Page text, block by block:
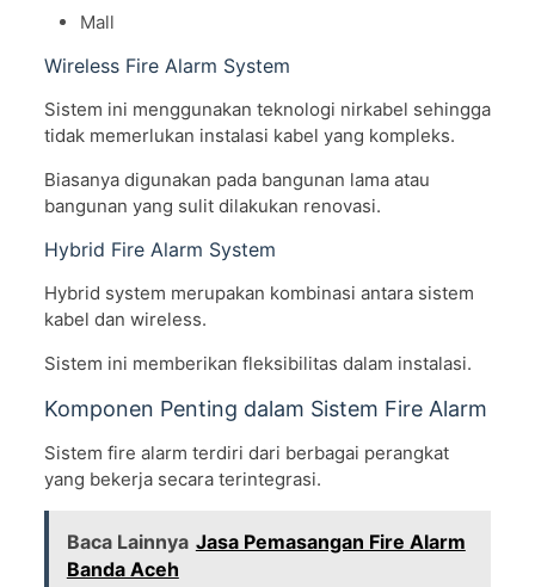
Mall
Wireless Fire Alarm System
Sistem ini menggunakan teknologi nirkabel sehingga
tidak memerlukan instalasi kabel yang kompleks.
Biasanya digunakan pada bangunan lama atau
bangunan yang sulit dilakukan renovasi.
Hybrid Fire Alarm System
Hybrid system merupakan kombinasi antara sistem
kabel dan wireless.
Sistem ini memberikan fleksibilitas dalam instalasi.
Komponen Penting dalam Sistem Fire Alarm
Sistem fire alarm terdiri dari berbagai perangkat
yang bekerja secara terintegrasi.
Baca Lainnya Jasa Pemasangan Fire Alarm
Banda Aceh